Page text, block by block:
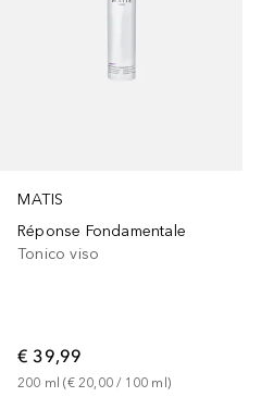
MATIS
Réponse Fondamentale
Tonico viso
€ 39,99
200 ml (€ 20,00 / 100 ml )